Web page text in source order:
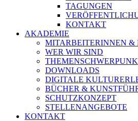
TAGUNGEN
KONTAKT
AKADEMIE
MITARBEITERINNEN &
WER WIR SIND
DOWNLOADS
DIGITALE
BÜCHER &
SCHUTZKONZEPT
STELLENANGEBOTE
KONTAKT